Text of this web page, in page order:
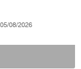
08/2026